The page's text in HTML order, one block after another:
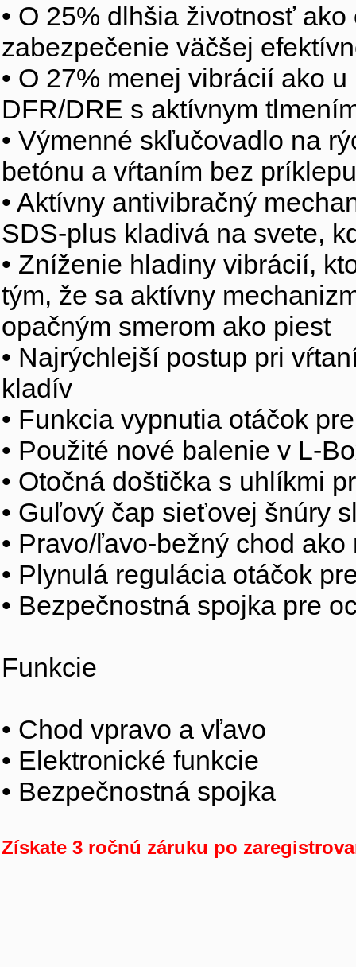
• O 25% dlhšia životnosť
zabezpečenie väčšej
• O 27% menej vibrácií ako
DFR/DRE s aktívnym
• Výmenné skľučovadlo na
betónu a vŕtaním bez
• Aktívny antivibračný
SDS-plus kladivá na svete,
• Zníženie hladiny vibrácií,
tým, že sa aktívny
opačným smerom ako piest
• Najrýchlejší postup pri
kladív
• Funkcia vypnutia otáčok
• Použité nové balenie v L-
• Otočná doštička s uhlíkmi
• Guľový čap sieťovej šnúry
• Pravo/ľavo-bežný chod
• Plynulá regulácia otáčok
• Bezpečnostná spojka pre
Funkcie
• Chod vpravo a vľavo
• Elektronické funkcie
• Bezpečnostná spojka
Získate 3 ročnú záruku po